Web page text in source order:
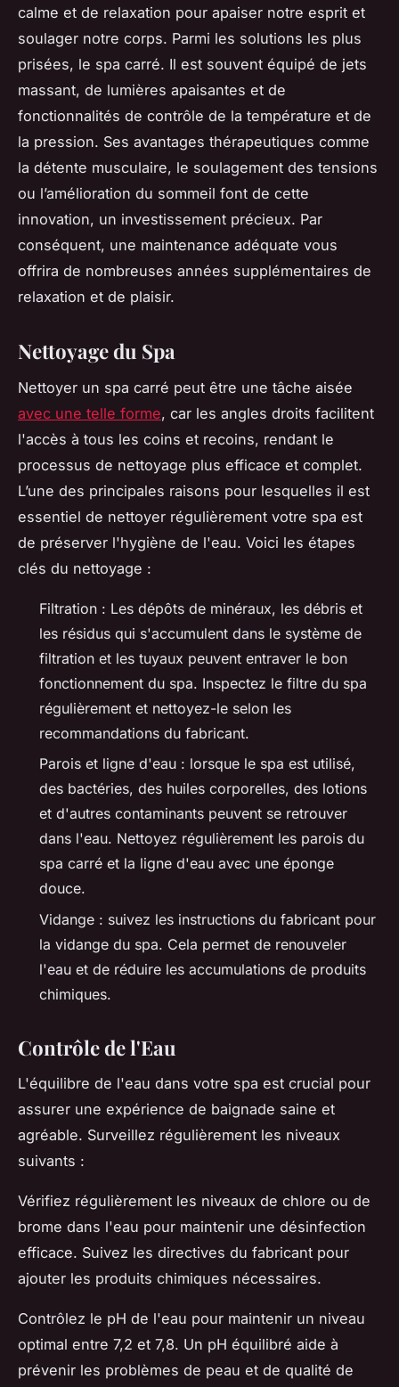
calme et de relaxation pour apaiser notre esprit et
soulager notre corps. Parmi les solutions les plus
prisées, le spa carré. Il est souvent équipé de jets
massant, de lumières apaisantes et de
fonctionnalités de contrôle de la température et de
la pression. Ses avantages thérapeutiques comme
la détente musculaire, le soulagement des tensions
ou l’amélioration du sommeil font de cette
innovation, un investissement précieux. Par
conséquent, une maintenance adéquate vous
offrira de nombreuses années supplémentaires de
relaxation et de plaisir.
Nettoyage du Spa
Nettoyer un spa carré peut être une tâche aisée
avec une telle forme, car les angles droits facilitent
l'accès à tous les coins et recoins, rendant le
processus de nettoyage plus efficace et complet.
L’une des principales raisons pour lesquelles il est
essentiel de nettoyer régulièrement votre spa est
de préserver l'hygiène de l'eau. Voici les étapes
clés du nettoyage :
Filtration : Les dépôts de minéraux, les débris et
les résidus qui s'accumulent dans le système de
filtration et les tuyaux peuvent entraver le bon
fonctionnement du spa. Inspectez le filtre du spa
régulièrement et nettoyez-le selon les
recommandations du fabricant.
Parois et ligne d'eau : lorsque le spa est utilisé,
des bactéries, des huiles corporelles, des lotions
et d'autres contaminants peuvent se retrouver
dans l'eau. Nettoyez régulièrement les parois du
spa carré et la ligne d'eau avec une éponge
douce.
Vidange : suivez les instructions du fabricant pour
la vidange du spa. Cela permet de renouveler
l'eau et de réduire les accumulations de produits
chimiques.
Contrôle de l'Eau
L'équilibre de l'eau dans votre spa est crucial pour
assurer une expérience de baignade saine et
agréable. Surveillez régulièrement les niveaux
suivants :
Vérifiez régulièrement les niveaux de chlore ou de
brome dans l'eau pour maintenir une désinfection
efficace. Suivez les directives du fabricant pour
ajouter les produits chimiques nécessaires.
Contrôlez le pH de l'eau pour maintenir un niveau
optimal entre 7,2 et 7,8. Un pH équilibré aide à
prévenir les problèmes de peau et de qualité de